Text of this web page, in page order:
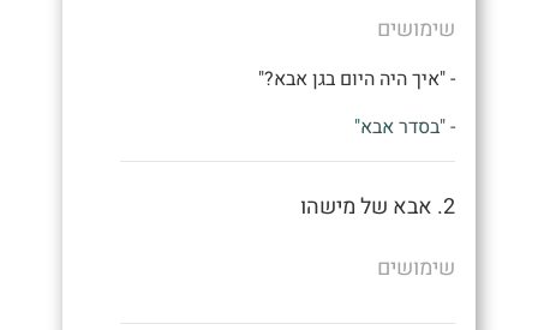
שימושים
- "איך היה היום בגן אבא?"
- "בסדר אבא"
2. אבא של מישהו
שימושים